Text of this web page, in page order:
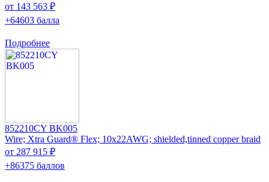
от 143 563 ₽
+64603 балла
Подробнее
852210CY BK005
Wire; Xtra Guard® Flex; 10x22AWG; shielded,tinned copper braid
от 287 915 ₽
+86375 баллов